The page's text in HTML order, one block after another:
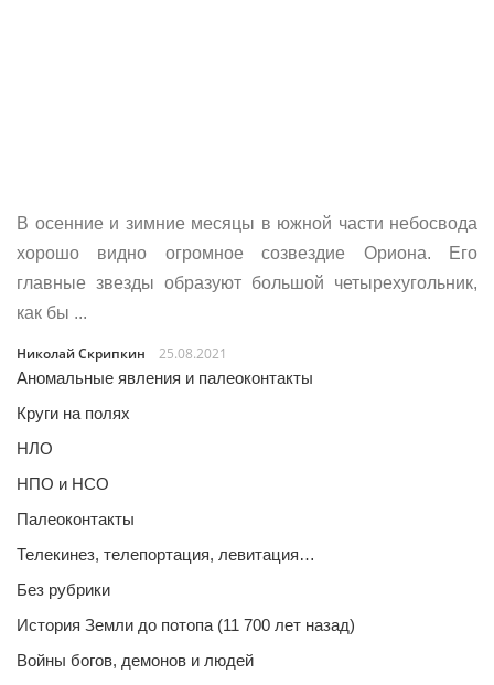
В осенние и зимние месяцы в южной части небосвода
хорошо видно огромное созвездие Ориона. Его
главные звезды образуют большой четырехугольник,
как бы ...
Николай Скрипкин
25.08.2021
Аномальные явления и палеоконтакты
Круги на полях
НЛО
НПО и НСО
Палеоконтакты
Телекинез, телепортация, левитация…
Без рубрики
История Земли до потопа (11 700 лет назад)
Войны богов, демонов и людей